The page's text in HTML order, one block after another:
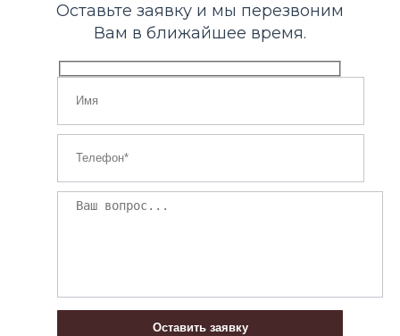
Оставьте заявку и мы перезвоним
Вам в ближайшее время.
Оставить заявку